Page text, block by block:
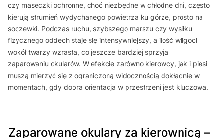
czy maseczki ochronne, choć niezbędne w chłodne dni, często
kierują strumień wydychanego powietrza ku górze, prosto na
soczewki. Podczas ruchu, szybszego marszu czy wysiłku
fizycznego oddech staje się intensywniejszy, a ilość wilgoci
wokół twarzy wzrasta, co jeszcze bardziej sprzyja
zaparowaniu okularów. W efekcie zarówno kierowcy, jak i piesi
muszą mierzyć się z ograniczoną widocznością dokładnie w
momentach, gdy dobra orientacja w przestrzeni jest kluczowa.
Zaparowane okulary za kierownicą –